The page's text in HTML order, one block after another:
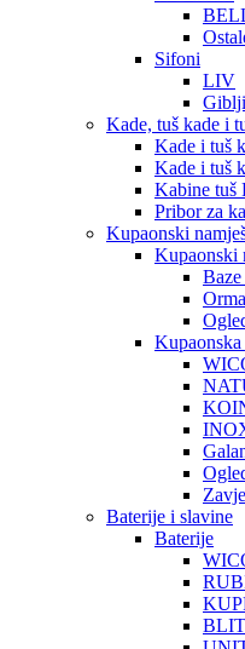
Sifoni
LIV
Kade, tuš kade i
Kade i tuš
Kade i tuš
Kabine tuš
Pribor za
Kupaonski
Kupaonski
Kupaonska
Baterije i slavine
Baterije